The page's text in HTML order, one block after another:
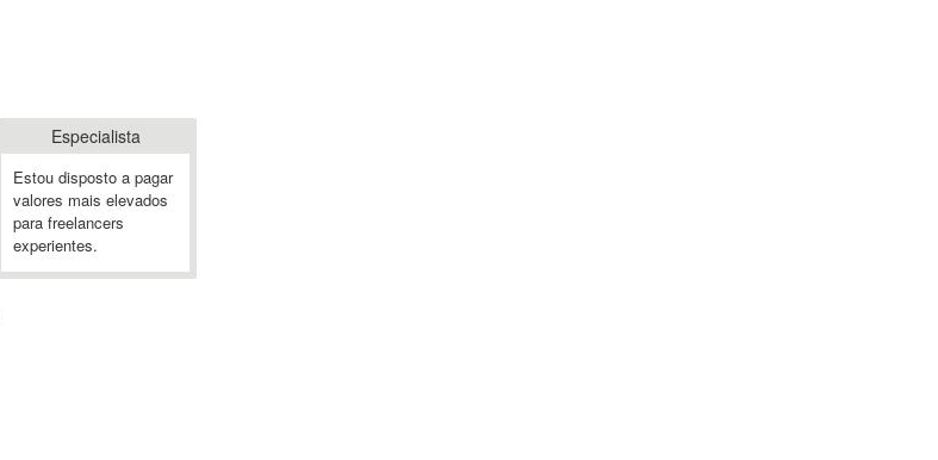
Especialista
Estou disposto a pagar
valores mais elevados
para freelancers
experientes.